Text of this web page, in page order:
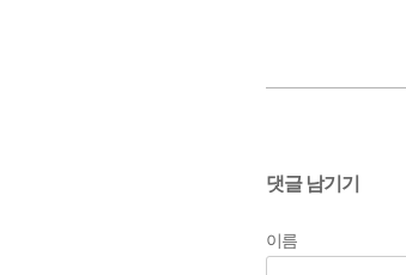
댓글 남기기
이름